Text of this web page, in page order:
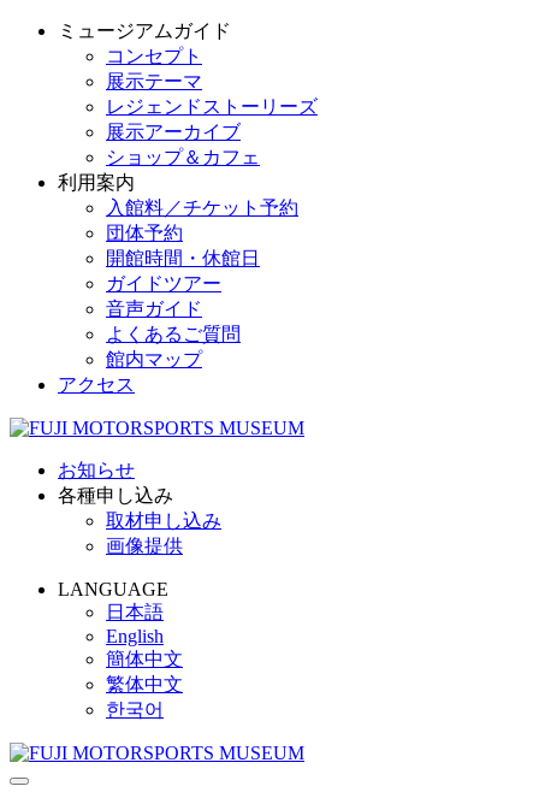
ミュージアムガイド
コンセプト
展示テーマ
レジェンドストーリーズ
展示アーカイブ
ショップ＆カフェ
利用案内
入館料／チケット予約
団体予約
開館時間・休館日
ガイドツアー
音声ガイド
よくあるご質問
館内マップ
アクセス
お知らせ
各種申し込み
取材申し込み
画像提供
LANGUAGE
日本語
English
簡体中文
繁体中文
한국어